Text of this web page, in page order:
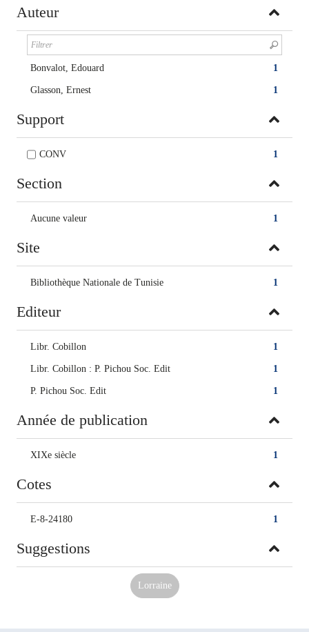
Auteur
1
Bonvalot, Edouard
1
Glasson, Ernest
Support
1
CONV
Section
1
Aucune valeur
Site
1
Bibliothèque Nationale de Tunisie
Editeur
1
Libr. Cobillon
1
Libr. Cobillon : P. Pichou Soc. Edit
1
P. Pichou Soc. Edit
Année de publication
1
XIXe siècle
Cotes
1
E-8-24180
Suggestions
Lorraine